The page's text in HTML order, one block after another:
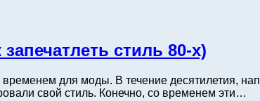
стиль 80-х)
для моды. В течение десятилетия,
свой стиль. Конечно, со временем эти…